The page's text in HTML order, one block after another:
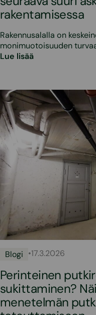
rakentamisessa
Rakennusalalla on
monimuotoisuuden
Lue lisää
Blogi •17.3.2026
Perinteinen
sukittaminen?
menetelmän